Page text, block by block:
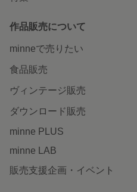
作品販売について
minneで売りたい
食品販売
ヴィンテージ販売
ダウンロード販売
minne PLUS
minne LAB
販売支援企画・イベント